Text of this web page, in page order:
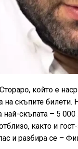
който е
на скъпите
най-скъпата – 5
както и
и разбира се –